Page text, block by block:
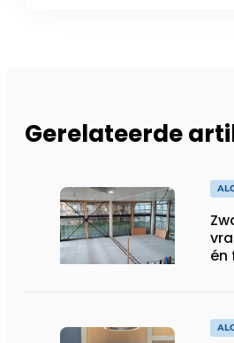
Gerelateerde
én